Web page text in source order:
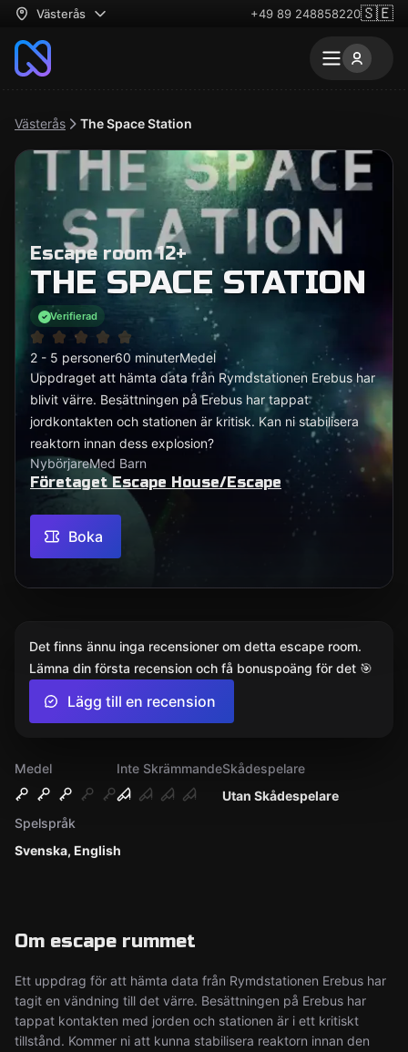
Västerås +49 89 248858220🇸🇪
Västerås The Space Station
Escape room 12+
THE SPACE STATION
Verifierad
2 - 5 personer60 minuterMedel
Uppdraget att hämta data från Rymdstationen Erebus har
blivit värre. Besättningen på Erebus har tappat
jordkontakten och stationen är kritisk. Kan ni stabilisera
reaktorn innan dess explosion?
NybörjareMed Barn
Företaget Escape House/Escape
Boka
Medel
Inte Skrämmande
Utan Skådespelare
Skådespelare
Svenska, English
Spelspråk
Om escape rummet
Ett uppdrag för att hämta data från Rymdstationen Erebus har
tagit en vändning till det värre. Besättningen på Erebus har
tappat kontakten med jorden och stationen är i ett kritiskt
tillstånd. Kommer ni att kunna stabilisera reaktorn innan den
Det finns ännu inga recensioner om detta escape room.
Lämna din första recension och få bonuspoäng för det 🎯
Lägg till en recension